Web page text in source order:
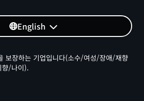
English
보장하는 기업입니다(소수/여성/장애/재향
/나이).